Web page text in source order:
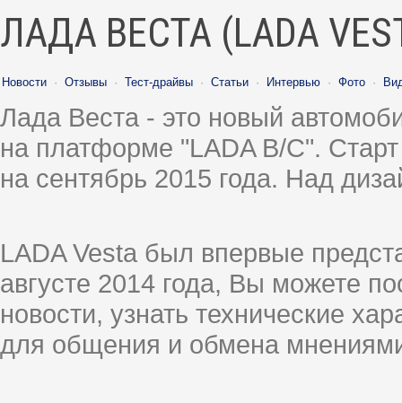
ЛАДА ВЕСТА (LADA
Новости · Отзывы · Тест-драйвы · Статьи · Интервью · Фото ·
Лада Веста - это новый
на платформе "LADA B/C".
на сентябрь 2015 года. Над
LADA Vesta был впервые
августе 2014 года, Вы можете
новости, узнать технические
для общения и обмена